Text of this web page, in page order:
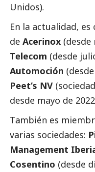
Unidos).
En la actualidad, es
de Acerinox (desde
Telecom (desde
Automoción
Peet’s NV
desde mayo de
También es
varias sociedades:
Management
Cosentino (desde